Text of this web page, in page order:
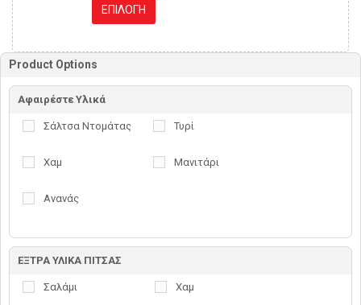
ΕΠΙΛΟΓΗ
Product Options
Αφαιρέστε Υλικά
Σάλτσα Ντομάτας Τυρί
Χαμ Μανιτάρι
Ανανάς
ΕΞΤΡΑ ΥΛΙΚΑ ΠΙΤΣΑΣ
Σαλάμι Χαμ